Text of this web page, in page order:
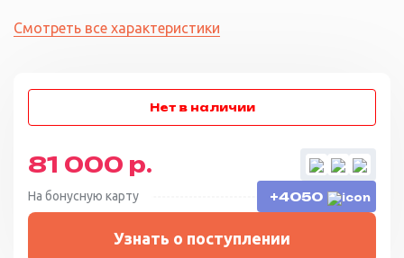
Смотреть все характеристики
81 000 р.
На бонусную карту +4050
Узнать о поступлении